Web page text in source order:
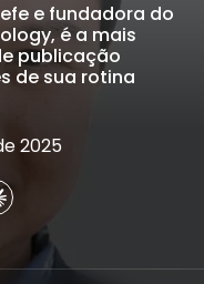
e fundadora do
é a mais
publicação
de sua rotina
2025